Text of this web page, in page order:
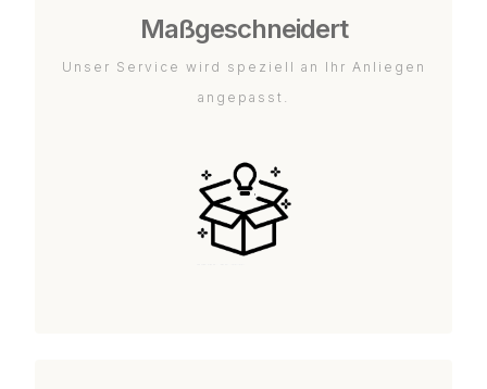
Maßgeschneidert
Unser Service wird speziell an Ihr Anliegen
angepasst.